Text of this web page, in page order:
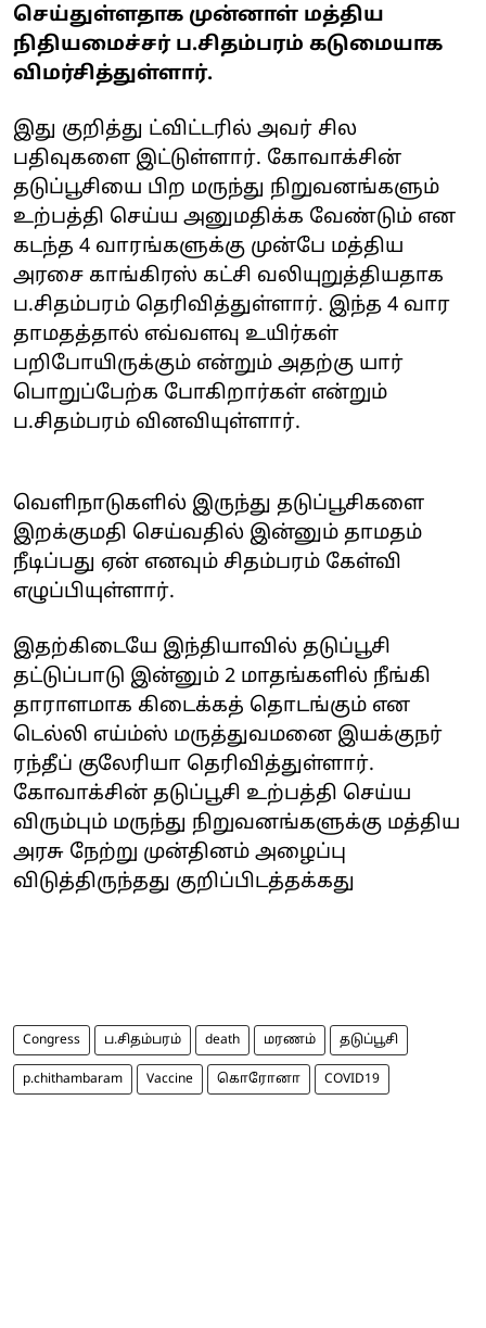
செய்துள்ளதாக முன்னாள் மத்திய
நிதியமைச்சர் ப.சிதம்பரம் கடுமையாக
விமர்சித்துள்ளார்.
இது குறித்து ட்விட்டரில் அவர் சில
பதிவுகளை இட்டுள்ளார். கோவாக்சின்
தடுப்பூசியை பிற மருந்து நிறுவனங்களும்
உற்பத்தி செய்ய அனுமதிக்க வேண்டும் என
கடந்த 4 வாரங்களுக்கு முன்பே மத்திய
அரசை காங்கிரஸ் கட்சி வலியுறுத்தியதாக
ப.சிதம்பரம் தெரிவித்துள்ளார். இந்த 4 வார
தாமதத்தால் எவ்வளவு உயிர்கள்
பறிபோயிருக்கும் என்றும் அதற்கு யார்
பொறுப்பேற்க போகிறார்கள் என்றும்
ப.சிதம்பரம் வினவியுள்ளார்.
வெளிநாடுகளில் இருந்து தடுப்பூசிகளை
இறக்குமதி செய்வதில் இன்னும் தாமதம்
நீடிப்பது ஏன் எனவும் சிதம்பரம் கேள்வி
எழுப்பியுள்ளார்.
இதற்கிடையே இந்தியாவில் தடுப்பூசி
தட்டுப்பாடு இன்னும் 2 மாதங்களில் நீங்கி
தாராளமாக கிடைக்கத் தொடங்கும் என
டெல்லி எய்ம்ஸ் மருத்துவமனை இயக்குநர்
ரந்தீப் குலேரியா தெரிவித்துள்ளார்.
கோவாக்சின் தடுப்பூசி உற்பத்தி செய்ய
விரும்பும் மருந்து நிறுவனங்களுக்கு மத்திய
அரசு நேற்று முன்தினம் அழைப்பு
விடுத்திருந்தது குறிப்பிடத்தக்கது
Congress ப.சிதம்பரம் death மரணம் தடுப்பூசி
p.chithambaram Vaccine கொரோனா COVID19